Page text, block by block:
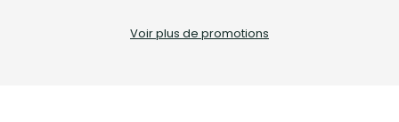
Voir plus de promotions